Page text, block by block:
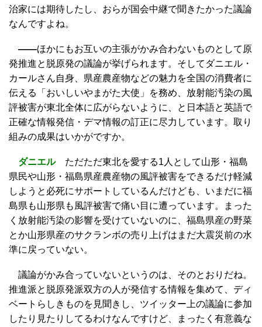
治家には期待したし、おらが国会中継で聞きたかった議論
なんですよね。
——ほかにもお互いの主張がかみ合わないものとして原
発推進と脱原発の議論が挙げられます。そしてダニエル・
カールさん自身、県産農産物などの魅力を全国の消費者に
伝える「おいしいやまがた大使」を務め、放射能汚染の風
評被害が東北全体に広がらないように、と日本語と英語で
正確な情報発信・デマ情報の訂正に尽力しています。取り
組みの成果はいかがですか。
ダニエルただただ東北を愛する1人として山形・福島
県民や山形・福島県産農産物の風評被害をできるだけ軽減
しようと必死にサポートしているんだけども、いまだに福
島県も山形県も風評被害で痛い目に遭っています。まった
く放射能汚染の影響を受けていないのに、福島県産の野菜
とか山形県産のサクランボの売り上げはまだ大震災前の水
準に戻っていない。
議論がかみ合っていないというのは、そのとおりだね。
推進派と脱原発派双方の人が発信する情報を集めて、ディ
ベートらしきものを見聞きし、ツイッター上の議論に参加
したり見たりしてるわけなんですけど、まったく有意義な